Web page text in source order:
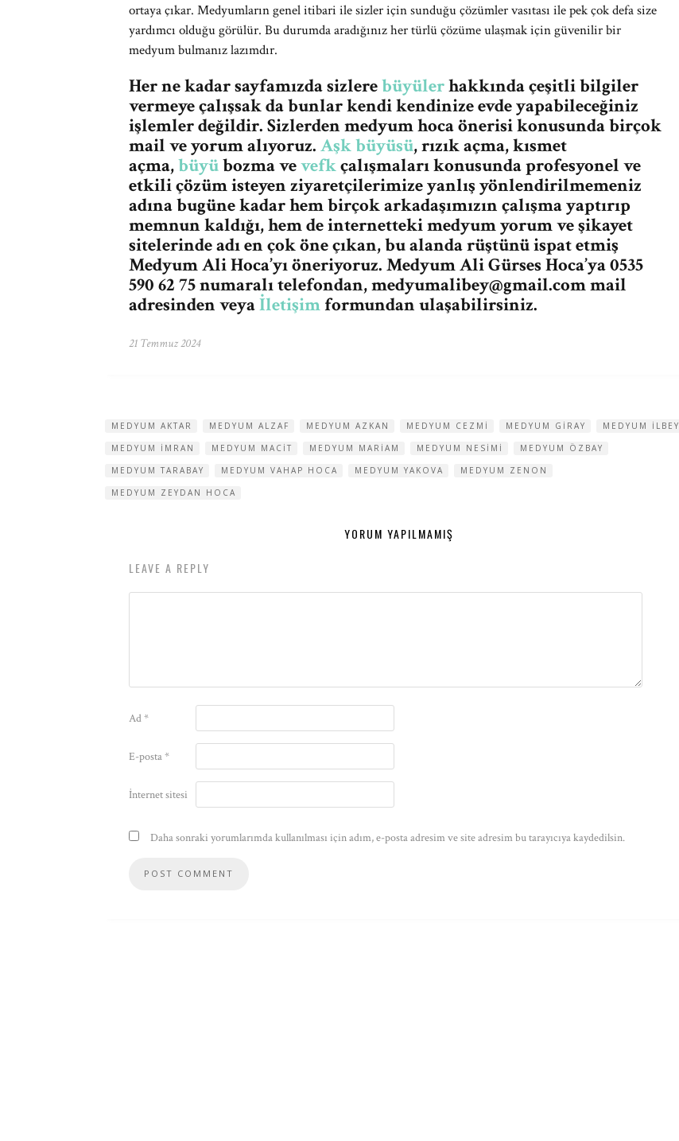
ortaya çıkar. Medyumların genel itibari ile sizler için sunduğu çözümler vasıtası ile pek çok defa size
yardımcı olduğu görülür. Bu durumda aradığınız her türlü çözüme ulaşmak için güvenilir bir
medyum bulmanız lazımdır.
Her ne kadar sayfamızda sizlerebüyülerhakkında çeşitli bilgiler
vermeye çalışsak da bunlar kendi kendinize evde yapabileceğiniz
işlemler değildir. Sizlerden medyum hoca önerisi konusunda birçok
mail ve yorum alıyoruz. Aşk büyüsü, rızık açma, kısmet
açma,büyübozma vevefkçalışmaları konusunda profesyonel ve
etkili çözüm isteyen ziyaretçilerimize yanlış yönlendirilmemeniz
adına bugüne kadar hem birçok arkadaşımızın çalışma yaptırıp
memnun kaldığı, hem de internetteki medyum yorum ve şikayet
sitelerinde adı en çok öne çıkan, bu alanda rüştünü ispat etmiş
Medyum Ali Hoca’yı öneriyoruz. Medyum Ali Gürses Hoca’ya 0535
590 62 75 numaralı telefondan,medyumalibey@gmail.commail
adresinden veyaİletişim formundan ulaşabilirsiniz.
21 Temmuz 2024
MEDYUM AKTAR MEDYUM ALZAF MEDYUM AZKAN MEDYUM CEZMI MEDYUM GIRAY
MEDYUM ILBEY
MEDYUM IMRAN
MEDYUM MACIT MEDYUM MARIAM MEDYUM NESIMI
MEDYUM ÖZBAY
MEDYUM TARABAY
MEDYUM VAHAP HOCA MEDYUM YAKOVA
MEDYUM ZENON
MEDYUM ZEYDAN HOCA
YORUM YAPILMAMIŞ
LEAVE A REPLY
Ad*
E-posta*
İnternet sitesi
Daha sonraki yorumlarımda kullanılması için adım, e-posta adresim ve site adresim bu tarayıcıya kaydedilsin.